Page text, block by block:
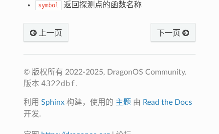
symbol 返回探测点的函数名称
上一页 下一页
© 版权所有 2022-2025, DragonOS Community.
版本4322dbf.
利用Sphinx 构建，使用的 主题 由 Read the Docs
开发.